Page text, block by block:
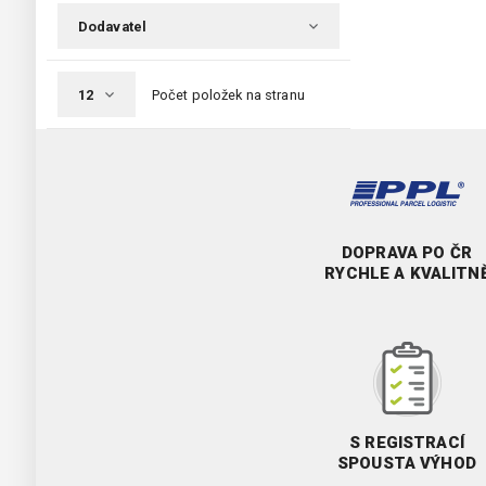
Počet položek na stranu
DOPRAVA PO ČR
RYCHLE A
S REGISTRACÍ
SPOUSTA VÝHOD